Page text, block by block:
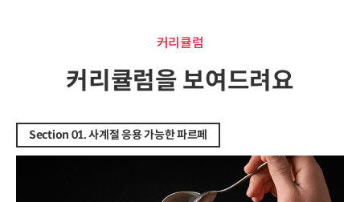
커리큘럼
커리큘럼을 보여드려요
Section 01. 사계절 응용 가능한 파르페